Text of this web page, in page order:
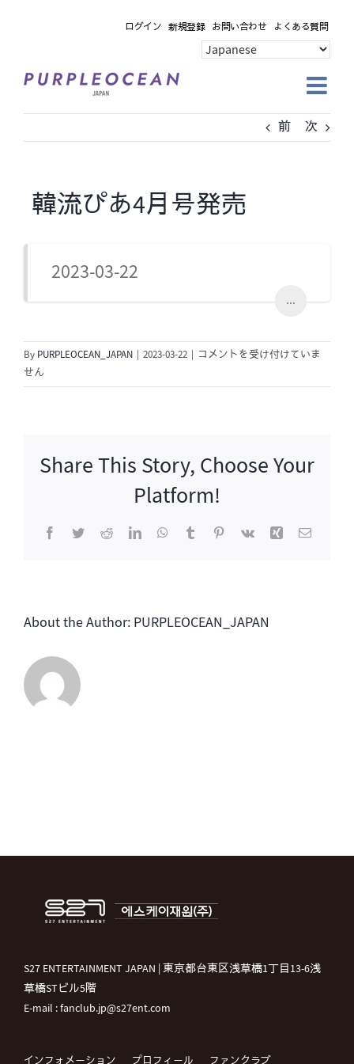
ログイン 新規登録 お問い合わせ よくある質問
前 次
韓流ぴあ4月号発売
2023-03-22
...
By PURPLEOCEAN_JAPAN 2023-03-22
韓
ぴ
号
売
コメントを受け付けていま
せん
Share This Story, Choose Your
Platform!
Facebook
TwitterRedditLinkedInWhatsApp
TumblrPinterest
Vk Xing 電
About the Author: PURPLEOCEAN_JAPAN
S27 ENTERTAINMENT JAPAN | 東京都台東区浅草橋1丁目13-6浅
草橋STビル5階
E-mail : fanclub.jp@s27ent.com
インフォメーション プロフィール ファンクラブ